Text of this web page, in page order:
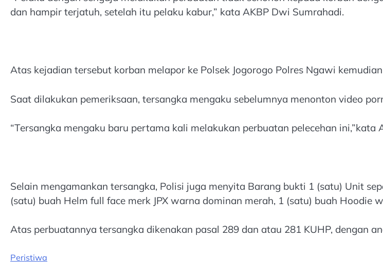
dan hampir terjatuh, setelah itu pelaku kabur,” kata AKBP Dwi Sumrahadi.
Atas kejadian tersebut korban melapor ke Polsek Jogorogo Polres Ngawi
Saat dilakukan pemeriksaan, tersangka mengaku sebelumnya menonton video
“Tersangka mengaku baru pertama kali melakukan perbuatan pelecehan
Selain mengamankan tersangka, Polisi juga menyita Barang bukti 1 (satu) Unit
(satu) buah Helm full face merk JPX warna dominan merah, 1 (satu) buah
Atas perbuatannya tersangka dikenakan pasal 289 dan atau 281 KUHP, dengan
Peristiwa